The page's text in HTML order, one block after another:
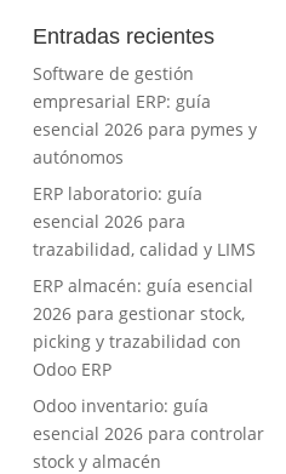
Entradas recientes
Software de gestión
empresarial ERP: guía
esencial 2026 para pymes y
autónomos
ERP laboratorio: guía
esencial 2026 para
trazabilidad, calidad y LIMS
ERP almacén: guía esencial
2026 para gestionar stock,
picking y trazabilidad con
Odoo ERP
Odoo inventario: guía
esencial 2026 para controlar
stock y almacén